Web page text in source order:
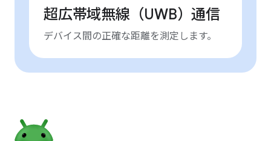
超広帯域無線（UWB）通信
デバイス間の正確な距離を測定します。